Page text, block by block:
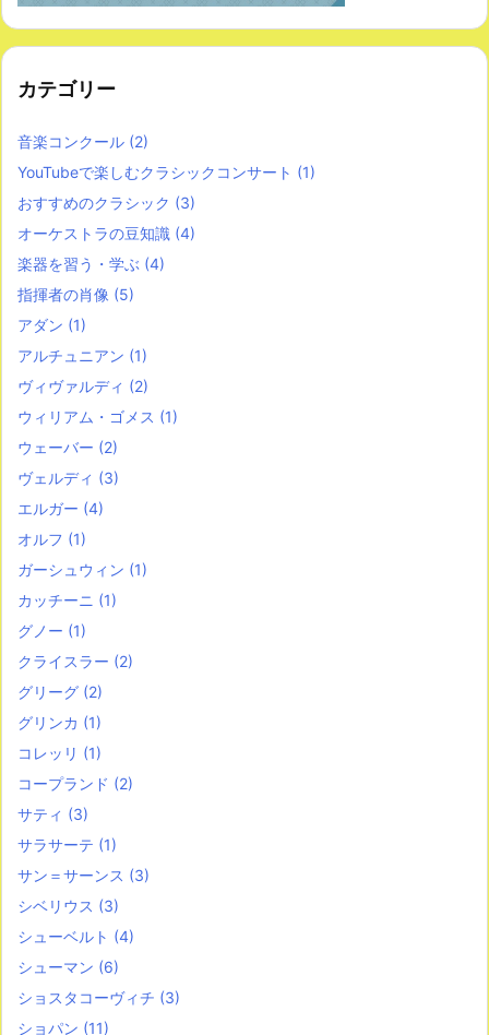
カテゴリー
音楽コンクール (2)
YouTubeで楽しむクラシックコンサート (1)
おすすめのクラシック (3)
オーケストラの豆知識 (4)
楽器を習う・学ぶ (4)
指揮者の肖像 (5)
アダン (1)
アルチュニアン (1)
ヴィヴァルディ (2)
ウィリアム・ゴメス (1)
ウェーバー (2)
ヴェルディ (3)
エルガー (4)
オルフ (1)
ガーシュウィン (1)
カッチーニ (1)
グノー (1)
クライスラー (2)
グリーグ (2)
グリンカ (1)
コレッリ (1)
コープランド (2)
サティ (3)
サラサーテ (1)
サン＝サーンス (3)
シベリウス (3)
シューベルト (4)
シューマン (6)
ショスタコーヴィチ (3)
ショパン (11)